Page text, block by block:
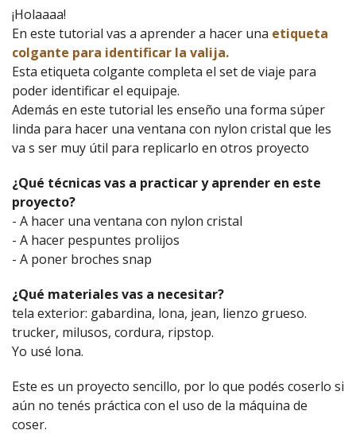
¡Holaaaa!
En este tutorial vas a aprender a hacer una etiqueta
colgante para identificar la valija.
Esta etiqueta colgante completa el set de viaje para
poder identificar el equipaje.
Además en este tutorial les enseño una forma súper
linda para hacer una ventana con nylon cristal que les
va s ser muy útil para replicarlo en otros proyecto
¿Qué técnicas vas a practicar y aprender en este
proyecto?
- A hacer una ventana con nylon cristal
- A hacer pespuntes prolijos
- A poner broches snap
¿Qué materiales vas a necesitar?
tela exterior: gabardina, lona, jean, lienzo grueso.
trucker, milusos, cordura, ripstop.
Yo usé lona.
Este es un proyecto sencillo, por lo que podés coserlo si
aún no tenés práctica con el uso de la máquina de
coser.